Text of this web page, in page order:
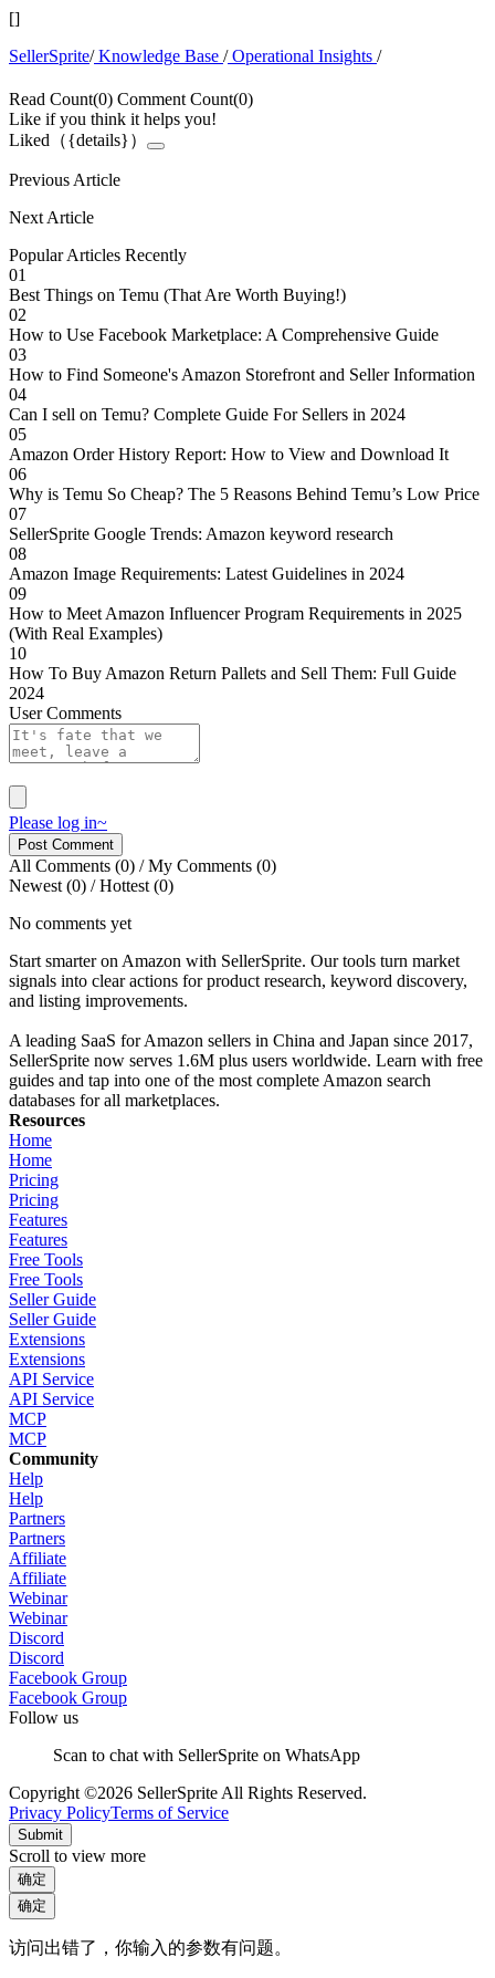
[]
SellerSprite/Knowledge Base /Operational Insights /
Read Count(0) Comment Count(0)
Like if you think it helps you!
Liked（{details}）
Previous Article
Next Article
Popular Articles Recently
01
Best Things on Temu (That Are Worth Buying!)
02
How to Use Facebook Marketplace: A Comprehensive Guide
03
How to Find Someone's Amazon Storefront and Seller Information
04
Can I sell on Temu? Complete Guide For Sellers in 2024
05
Amazon Order History Report: How to View and Download It
06
Why is Temu So Cheap? The 5 Reasons Behind Temu’s Low Price
07
SellerSprite Google Trends: Amazon keyword research
08
Amazon Image Requirements: Latest Guidelines in 2024
09
How to Meet Amazon Influencer Program Requirements in 2025
(With Real Examples)
10
How To Buy Amazon Return Pallets and Sell Them: Full Guide
2024
User Comments
Please log in~
Post Comment
All Comments (0) /My Comments (0)
Newest(0) /Hottest(0)
No comments yet
Start smarter on Amazon with SellerSprite. Our tools turn market
signals into clear actions for product research, keyword discovery,
and listing improvements.
A leading SaaS for Amazon sellers in China and Japan since 2017,
SellerSprite now serves 1.6M plus users worldwide. Learn with free
guides and tap into one of the most complete Amazon search
databases for all marketplaces.
Resources
Home
Home
Pricing
Pricing
Features
Features
Free Tools
Free Tools
Seller Guide
Seller Guide
Extensions
Extensions
API Service
API Service
MCP
MCP
Community
Help
Help
Partners
Partners
Affiliate
Affiliate
Webinar
Webinar
Discord
Discord
Facebook Group
Facebook Group
Follow us
Scan to chat with SellerSprite on WhatsApp
Copyright ©2026 SellerSprite All Rights Reserved.
Privacy PolicyTerms of Service
Submit
Scroll to view more
确定
确定
访问出错了，你输入的参数有问题。